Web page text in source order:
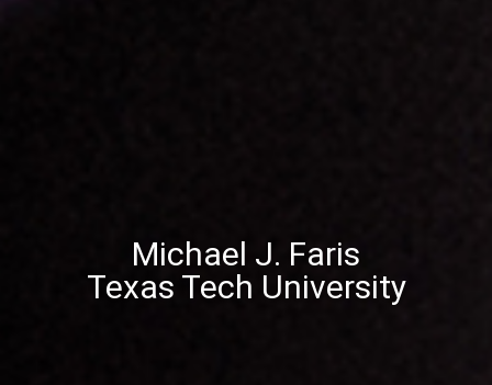
Michael J. Faris
Texas Tech University